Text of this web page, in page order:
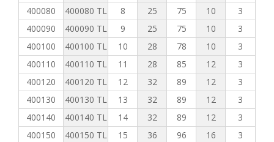
400080
400080 TL 8 25 75 10
3
400090
400090 TL 9 25 75 10
3
400100
400100 TL 10 28 78 10
3
400110
400110 TL 11 28 85 12
3
400120
400120 TL 12 32 89 12
3
400130
400130 TL 13 32 89 12
3
400140
400140 TL 14 32 89 12
3
400150
400150 TL 15 36 96 16
3